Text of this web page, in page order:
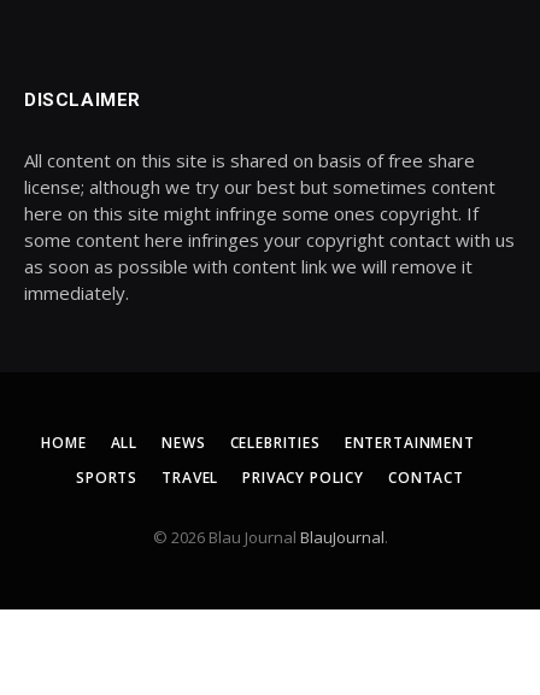
DISCLAIMER
All content on this site is shared on basis of free share
license; although we try our best but sometimes content
here on this site might infringe some ones copyright. If
some content here infringes your copyright contact with us
as soon as possible with content link we will remove it
immediately.
HOME ALL NEWS CELEBRITIES
ENTERTAINMENT
SPORTS
TRAVEL PRIVACY POLICY CONTACT
© 2026 Blau Journal BlauJournal.